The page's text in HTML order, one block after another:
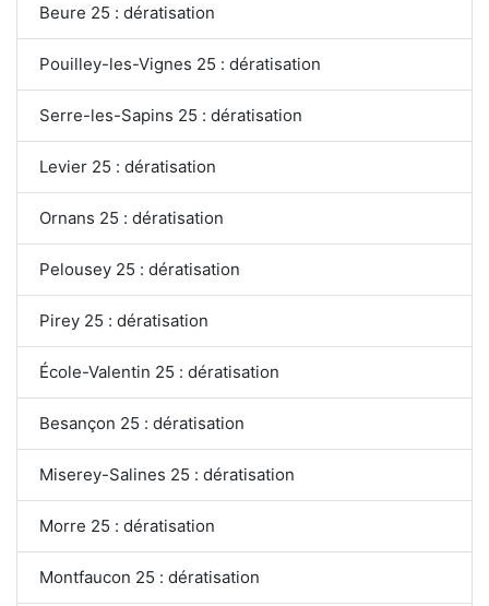
Beure 25 : dératisation
Pouilley-les-Vignes 25 : dératisation
Serre-les-Sapins 25 : dératisation
Levier 25 : dératisation
Ornans 25 : dératisation
Pelousey 25 : dératisation
Pirey 25 : dératisation
École-Valentin 25 : dératisation
Besançon 25 : dératisation
Miserey-Salines 25 : dératisation
Morre 25 : dératisation
Montfaucon 25 : dératisation